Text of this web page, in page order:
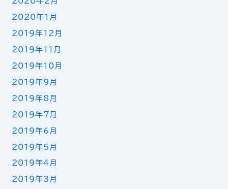
2020年1月
2019年12月
2019年11月
2019年10月
2019年9月
2019年8月
2019年7月
2019年6月
2019年5月
2019年4月
2019年3月